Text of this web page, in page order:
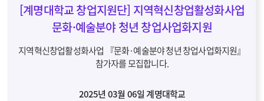
[계명대학교 창업지원단] 지역혁신창업활성화사업
문화·예술분야 청년 창업사업화지원
지역혁신창업활성화사업 『문화·예술분야 청년 창업사업화지원』
참가자를 모집합니다.
2025년 03월 06일 계명대학교